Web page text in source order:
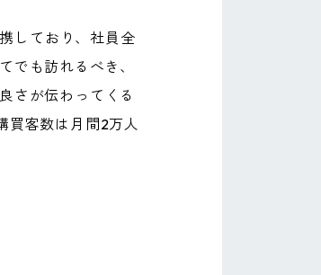
しており、社員全
でも訪れるべき、
さが伝わってくる
買客数は月間2万人